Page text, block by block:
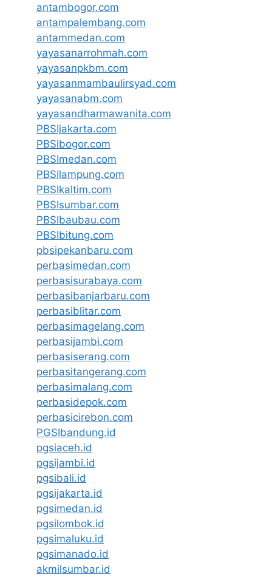
antambogor.com
antampalembang.com
antammedan.com
yayasanarrohmah.com
yayasanpkbm.com
yayasanmambaulirsyad.com
yayasanabm.com
yayasandharmawanita.com
PBSIjakarta.com
PBSIbogor.com
PBSImedan.com
PBSIlampung.com
PBSIkaltim.com
PBSIsumbar.com
PBSIbaubau.com
PBSIbitung.com
pbsipekanbaru.com
perbasimedan.com
perbasisurabaya.com
perbasibanjarbaru.com
perbasiblitar.com
perbasimagelang.com
perbasijambi.com
perbasiserang.com
perbasitangerang.com
perbasimalang.com
perbasidepok.com
perbasicirebon.com
PGSIbandung.id
pgsiaceh.id
pgsijambi.id
pgsibali.id
pgsijakarta.id
pgsimedan.id
pgsilombok.id
pgsimaluku.id
pgsimanado.id
akmilsumbar.id